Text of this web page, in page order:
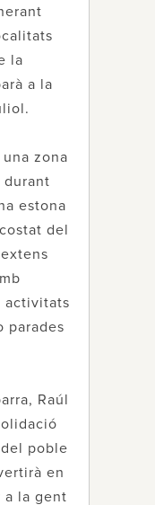
la
a la
zona
durant
estona
del
activitats
parades
Raúl
poble
en
a la gent